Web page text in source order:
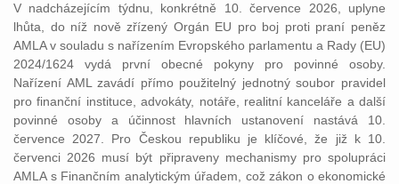
V nadcházejícím týdnu, konkrétně 10. července 2026, uplyne
lhůta, do níž nově zřízený Orgán EU pro boj proti praní peněz
AMLA v souladu s nařízením Evropského parlamentu a Rady (EU)
2024/1624 vydá první obecné pokyny pro povinné osoby.
Nařízení AML zavádí přímo použitelný jednotný soubor pravidel
pro finanční instituce, advokáty, notáře, realitní kanceláře a další
povinné osoby a účinnost hlavních ustanovení nastává 10.
července 2027. Pro Českou republiku je klíčové, že již k 10.
červenci 2026 musí být připraveny mechanismy pro spolupráci
AMLA s Finančním analytickým úřadem, což zákon o ekonomické